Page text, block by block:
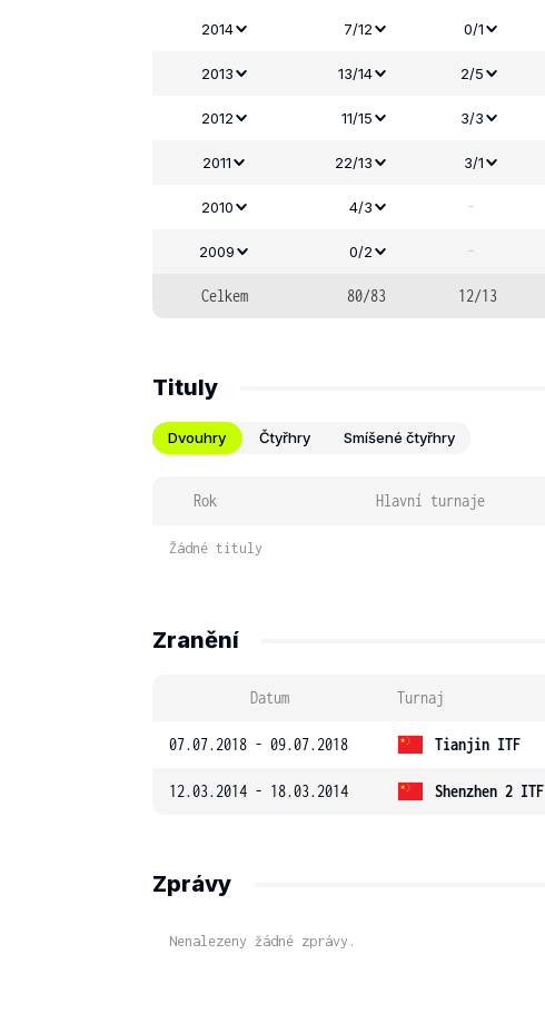
2014 7/12 0/1
2013 13/14 2/5
2012 11/15 3/3
2011 22/13 3/1
2010 4/3 -
2009 0/2 -
Celkem 80/83 12/13
Tituly
Dvouhry Čtyřhry Smíšené čtyřhry
Rok Hlavní turnaje
Žádné tituly
Zranění
Datum Turnaj
07.07.2018 - 09.07.2018 Tianjin ITF
12.03.2014 - 18.03.2014 Shenzhen 2 ITF
Zprávy
Nenalezeny žádné zprávy.